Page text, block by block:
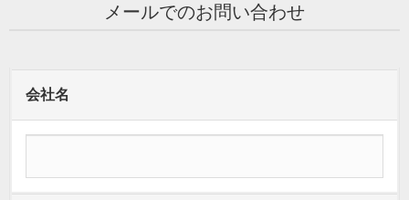
メールでのお問い合わせ
会社名